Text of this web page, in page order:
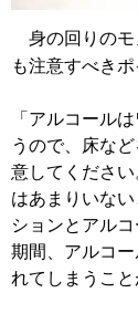
身の回りのモ
も注意すべき
「アルコール
うので、床な
意してくださ
はあまりいな
ションとアル
期間、アルコ
れてしまうこと